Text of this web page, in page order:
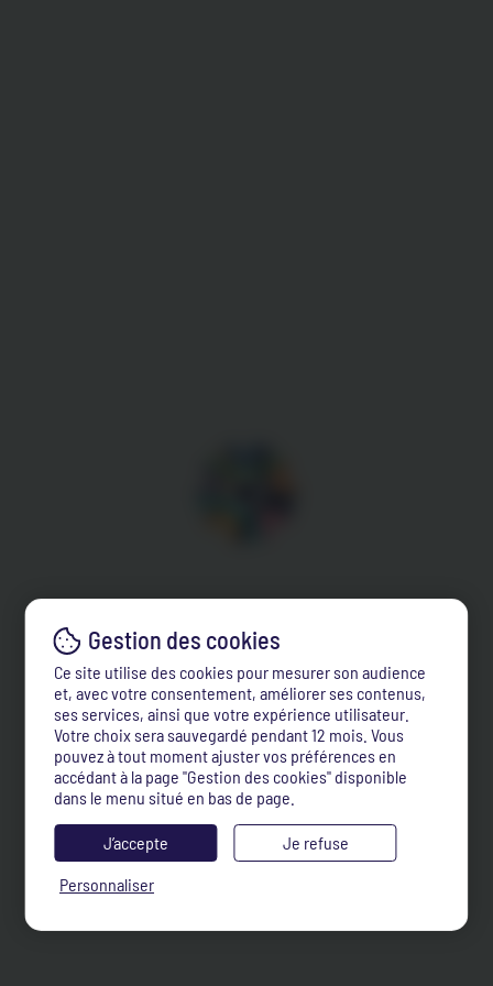
Ce site utilise des cookies pour mesurer son audience
et, avec votre consentement, améliorer ses contenus,
ses services, ainsi que votre expérience utilisateur.
Votre choix sera sauvegardé pendant 12 mois. Vous
pouvez à tout moment ajuster vos préférences en
accédant à la page "Gestion des cookies" disponible
dans le menu situé en bas de page.
J’accepte
Je refuse
Personnaliser